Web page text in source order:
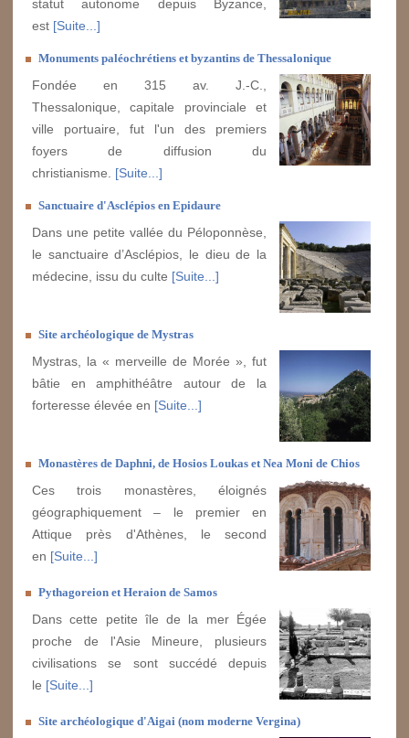
statut autonome depuis Byzance,
est [Suite...]
Monuments paléochrétiens et byzantins de Thessalonique
Fondée en 315 av. J.-C.,
Thessalonique, capitale provinciale et
ville portuaire, fut l'un des premiers
foyers de diffusion du
christianisme. [Suite...]
Sanctuaire d'Asclépios en Epidaure
Dans une petite vallée du Péloponnèse,
le sanctuaire d’Asclépios, le dieu de la
médecine, issu du culte [Suite...]
Site archéologique de Mystras
Mystras, la « merveille de Morée », fut
bâtie en amphithéâtre autour de la
forteresse élevée en [Suite...]
Monastères de Daphni, de Hosios Loukas et Nea Moni de Chios
Ces trois monastères, éloignés
géographiquement – le premier en
Attique près d'Athènes, le second
en [Suite...]
Pythagoreion et Heraion de Samos
Dans cette petite île de la mer Égée
proche de l'Asie Mineure, plusieurs
civilisations se sont succédé depuis
le [Suite...]
Site archéologique d'Aigai (nom moderne Vergina)